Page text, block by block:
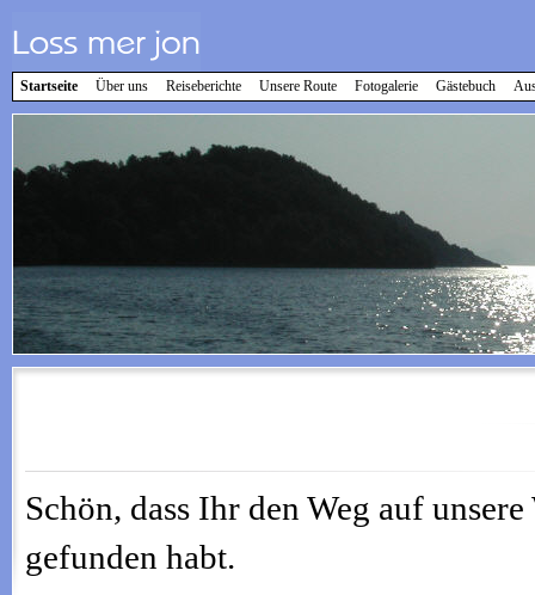
Startseite Über uns Reiseberichte Unsere Route Fotogalerie Gästebuch
Schön, dass Ihr den Weg auf unsere
gefunden habt.